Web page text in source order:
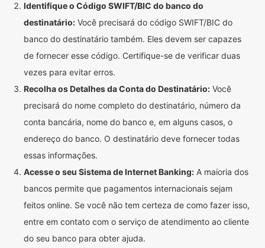
Identifique o Código SWIFT/BIC do banco do
destinatário: Você precisará do código SWIFT/BIC do
banco do destinatário também. Eles devem ser capazes
de fornecer esse código. Certifique-se de verificar duas
vezes para evitar erros.
Recolha os Detalhes da Conta do Destinatário: Você
precisará do nome completo do destinatário, número da
conta bancária, nome do banco e, em alguns casos, o
endereço do banco. O destinatário deve fornecer todas
essas informações.
Acesse o seu Sistema de Internet Banking: A maioria dos
bancos permite que pagamentos internacionais sejam
feitos online. Se você não tem certeza de como fazer isso,
entre em contato com o serviço de atendimento ao cliente
do seu banco para obter ajuda.